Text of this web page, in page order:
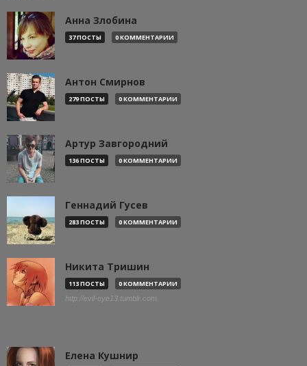
Анна Злобина
37 ПОСТЫ 0 КОММЕНТАРИИ
Антон Смирнов
279 ПОСТЫ 0 КОММЕНТАРИИ
Артур Завгородний
136 ПОСТЫ 0 КОММЕНТАРИИ
Геннадий Гусев
283 ПОСТЫ 0 КОММЕНТАРИИ
Никита Тришин
113 ПОСТЫ 0 КОММЕНТАРИИ
http://evil-eye13.tumblr.com
Елена Кушнир